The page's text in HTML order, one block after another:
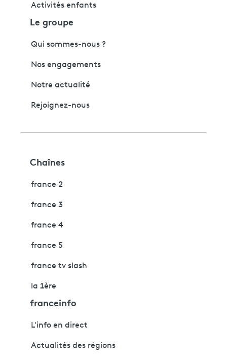
Activités enfants
Le groupe
Qui sommes-nous ?
Nos engagements
Notre actualité
Rejoignez-nous
Chaînes
france 2
france 3
france 4
france 5
france tv slash
la 1ère
franceinfo
L'info en direct
Actualités des régions